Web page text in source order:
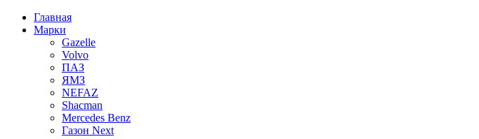
Главная
Марки
Gazelle
Volvo
ПАЗ
ЯМЗ
NEFAZ
Shacman
Mercedes Benz
Газон Next